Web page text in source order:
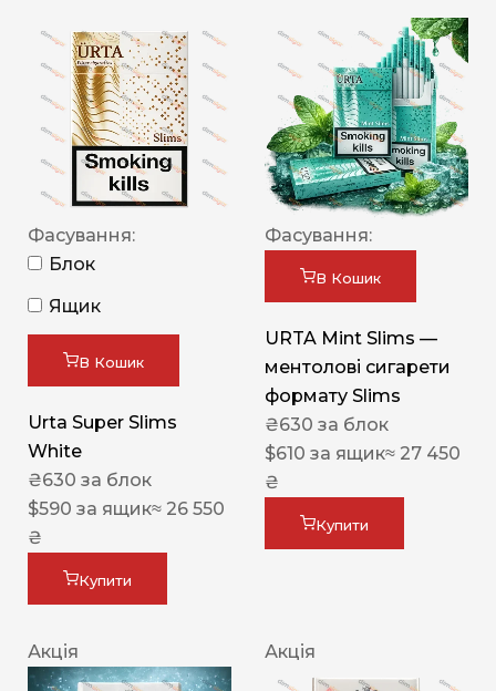
Фасування:
Блок
Ящик
В Кошик
Urta Super Slims
White
₴630 за блок
$590 за ящик≈ 26 550
₴
Купити
Фасування:
В Кошик
URTA Mint Slims —
ментолові сигарети
формату Slims
₴630 за блок
$610 за ящик≈ 27 450
₴
Купити
Акція Акція